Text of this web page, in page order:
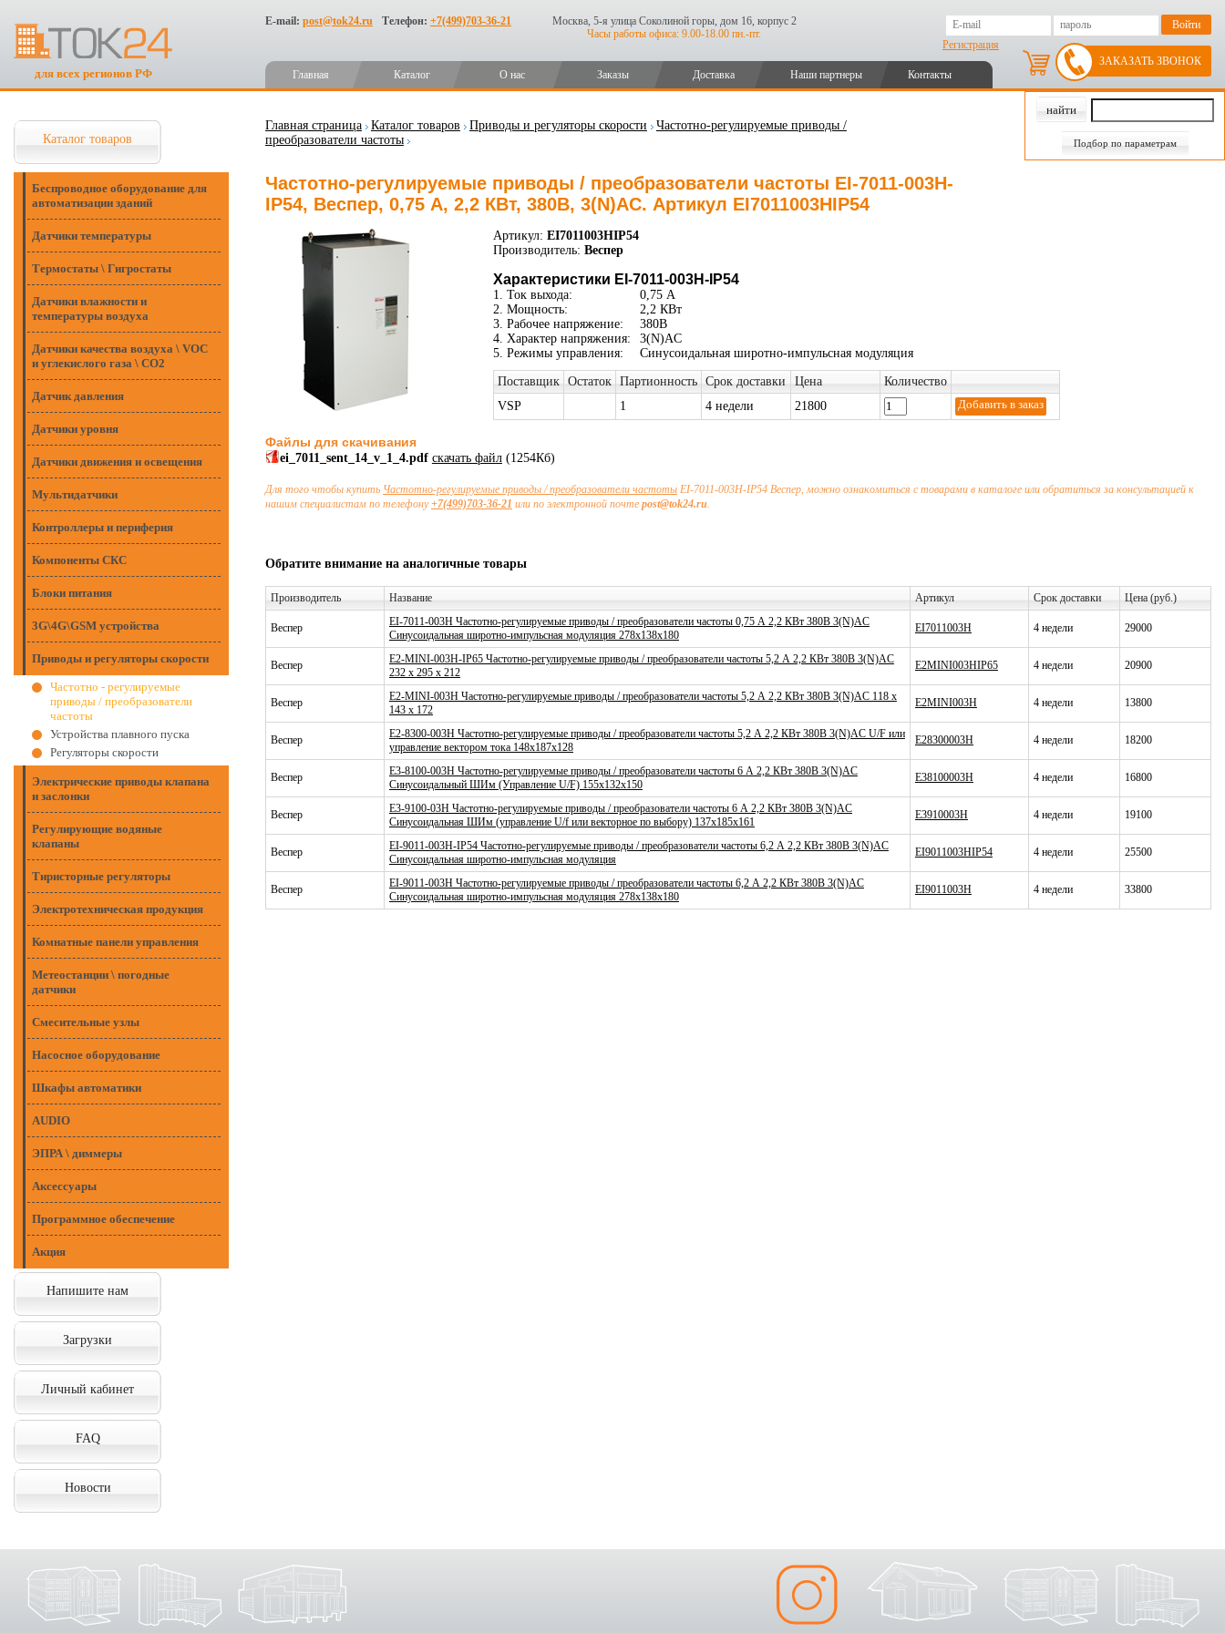
для всех регионов РФ
E-mail: post@tok24.ru Телефон: +7(499)703-36-21
Москва, 5-я улица Соколиной горы, дом 16, корпус 2
Часы работы офиса: 9.00-18.00 пн.-пт.
Регистрация
Главная Каталог О нас Заказы Доставка Наши партнеры Контакты
ЗАКАЗАТЬ ЗВОНОК
Подбор по параметрам
Каталог товаров
Беспроводное оборудование для
автоматизации зданий
Датчики температуры
Термостаты \ Гигростаты
Датчики влажности и
температуры воздуха
Датчики качества воздуха \ VOC
и углекислого газа \ CO2
Датчик давления
Датчики уровня
Датчики движения и освещения
Мультидатчики
Контроллеры и периферия
Компоненты СКС
Блоки питания
3G\4G\GSM устройства
Приводы и регуляторы скорости
Частотно - регулируемые
приводы / преобразователи
частоты
Устройства плавного пуска
Регуляторы скорости
Электрические приводы клапана
и заслонки
Регулирующие водяные
клапаны
Тиристорные регуляторы
Электротехническая продукция
Комнатные панели управления
Метеостанции \ погодные
датчики
Смесительные узлы
Насосное оборудование
Шкафы автоматики
AUDIO
ЭПРА \ диммеры
Аксессуары
Программное обеспечение
Акция
Напишите нам
Загрузки
Личный кабинет
FAQ
Новости
Главная страница Каталог товаров Приводы и регуляторы скорости
Частотно-регулируемые приводы /
преобразователи частоты
Частотно-регулируемые приводы / преобразователи частоты EI-7011-003H-
IP54, Веспер, 0,75 А, 2,2 КВт, 380В, 3(N)AC. Артикул EI7011003HIP54
Артикул: EI7011003HIP54
Производитель: Веспер
Характеристики EI-7011-003H-IP54
1. Ток выхода:
0,75 А
2. Мощность:
2,2 КВт
3. Рабочее напряжение:
380В
4. Характер напряжения:
3(N)AC
5. Режимы управления:
Синусоидальная широтно-импульсная модуляция
Поставщик Остаток Партионность Срок доставки Цена
Количество
VSP
1 4 недели 21800
Файлы для скачивания
ei_7011_sent_14_v_1_4.pdf скачать файл(1254Кб)
Для того чтобы купить Частотно-регулируемые приводы / преобразователи частотыEI-7011-003H-IP54 Веспер, можно ознакомиться с товарами в каталоге или обратиться за консультацией к
нашим специалистам по телефону+7(499)703-36-21 или по электронной почте post@tok24.ru.
Обратите внимание на аналогичные товары
Производитель Название Артикул Срок доставки Цена (руб.)
Веспер
EI-7011-003H Частотно-регулируемые приводы / преобразователи частоты 0,75 А 2,2 КВт 380В 3(N)AC
Синусоидальная широтно-импульсная модуляция 278x138x180
EI7011003H 4 недели 29000
Веспер
E2-MINI-003H-IP65 Частотно-регулируемые приводы / преобразователи частоты 5,2 А 2,2 КВт 380В 3(N)AC
232 x 295 x 212
E2MINI003HIP65 4 недели 20900
Веспер
E2-MINI-003H Частотно-регулируемые приводы / преобразователи частоты 5,2 А 2,2 КВт 380В 3(N)AC 118 х
143 х 172
E2MINI003H 4 недели 13800
Веспер
E2-8300-003H Частотно-регулируемые приводы / преобразователи частоты 5,2 А 2,2 КВт 380В 3(N)AC U/F или
управление вектором тока 148x187x128
E28300003H 4 недели 18200
Веспер
E3-8100-003H Частотно-регулируемые приводы / преобразователи частоты 6 А 2,2 КВт 380В 3(N)AC
Синусоидальный ШИм (Управление U/F) 155x132x150
E38100003H 4 недели 16800
Веспер
E3-9100-03H Частотно-регулируемые приводы / преобразователи частоты 6 А 2,2 КВт 380В 3(N)AC
Синусоидальная ШИм (управление U/f или векторное по выбору) 137x185x161
E3910003H 4 недели 19100
Веспер
EI-9011-003H-IP54 Частотно-регулируемые приводы / преобразователи частоты 6,2 А 2,2 КВт 380В 3(N)AC
Синусоидальная широтно-импульсная модуляция
EI9011003HIP54 4 недели 25500
Веспер
EI-9011-003H Частотно-регулируемые приводы / преобразователи частоты 6,2 А 2,2 КВт 380В 3(N)AC
Синусоидальная широтно-импульсная модуляция 278x138x180
EI9011003H 4 недели 33800